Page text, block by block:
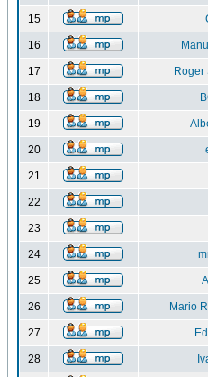
15
16
17 Roger
18
19
20
21
22
23
24
25
26 Mario
27
28